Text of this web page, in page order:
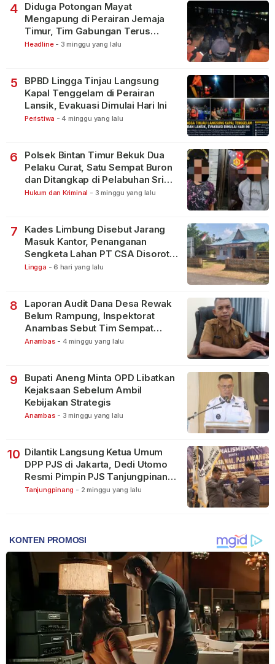
4
Diduga Potongan Mayat
Mengapung di Perairan Jemaja
Timur, Tim Gabungan Terus
Lakukan Pencarian
Headline - 3 minggu yang lalu
5
BPBD Lingga Tinjau Langsung
Kapal Tenggelam di Perairan
Lansik, Evakuasi Dimulai Hari Ini
Peristiwa - 4 minggu yang lalu
6
Polsek Bintan Timur Bekuk Dua
Pelaku Curat, Satu Sempat Buron
dan Ditangkap di Pelabuhan Sri
Bintan Pura
Hukum dan Kriminal - 3 minggu yang lalu
7
Kades Limbung Disebut Jarang
Masuk Kantor, Penanganan
Sengketa Lahan PT CSA Disorot
Warga
Lingga - 6 hari yang lalu
8
Laporan Audit Dana Desa Rewak
Belum Rampung, Inspektorat
Anambas Sebut Tim Sempat
Terbagi Tangani Kasus Lain
Anambas - 4 minggu yang lalu
9
Bupati Aneng Minta OPD Libatkan
Kejaksaan Sebelum Ambil
Kebijakan Strategis
Anambas - 3 minggu yang lalu
10 Dilantik Langsung Ketua Umum
DPP PJS di Jakarta, Dedi Utomo
Resmi Pimpin PJS Tanjungpinang-
Bintan
Tanjungpinang - 2 minggu yang lalu